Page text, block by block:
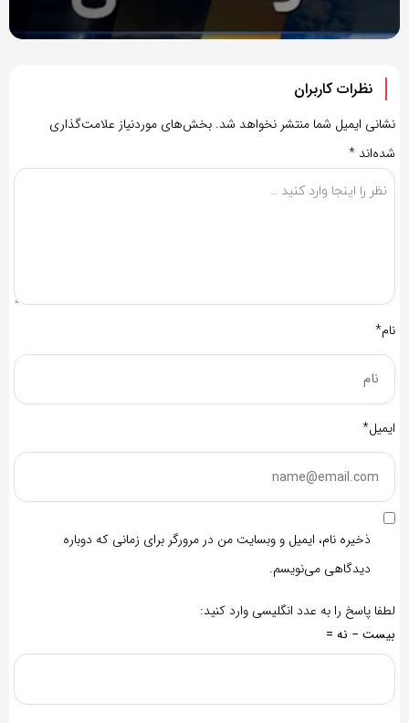
نظرات کاربران
نشانی ایمیل شما منتشر نخواهد شد. بخش‌های موردنیاز علامت‌گذاری
شده‌اند *
نام*
ایمیل*
ذخیره نام، ایمیل و وبسایت من در مرورگر برای زمانی که دوباره
دیدگاهی می‌نویسم.
لطفا پاسخ را به عدد انگلیسی وارد کنید:
بیست − نه =